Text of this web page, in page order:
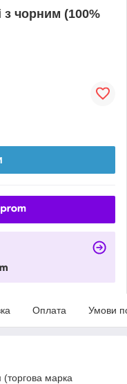
чорним (100%
Оплата Умови
марка